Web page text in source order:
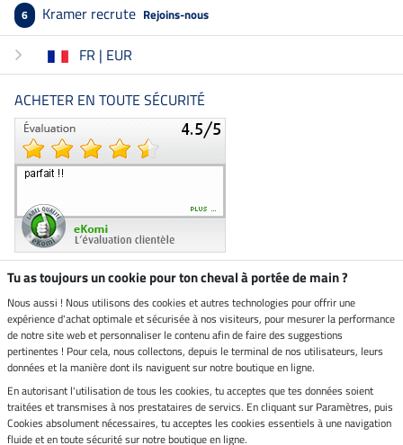
6 Kramer recrute Rejoins-nous
FR | EUR
ACHETER EN TOUTE SÉCURITÉ
Boutique climatiquement
neutre
Livraison par
Paiement sécurisé
Tu as toujours un cookie pour ton cheval à portée de main ?
Nous aussi ! Nous utilisons des cookies et autres technologies pour offrir une
expérience d'achat optimale et sécurisée à nos visiteurs, pour mesurer la performance
de notre site web et personnaliser le contenu afin de faire des suggestions
pertinentes ! Pour cela, nous collectons, depuis le terminal de nos utilisateurs, leurs
données et la manière dont ils naviguent sur notre boutique en ligne.
En autorisant l'utilisation de tous les cookies, tu acceptes que tes données soient
traitées et transmises à nos prestataires de servics. En cliquant sur Paramètres, puis
Cookies absolument nécessaires, tu acceptes les cookies essentiels à une navigation
fluide et en toute sécurité sur notre boutique en ligne.